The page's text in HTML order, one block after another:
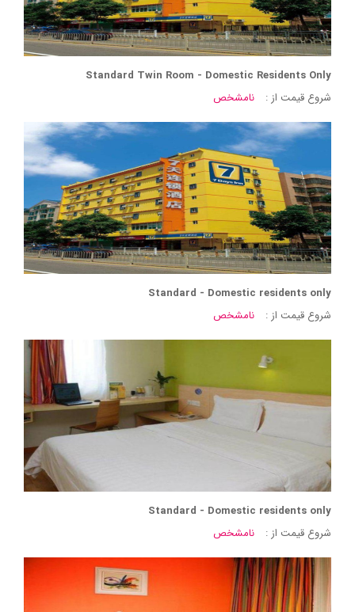
Standard Twin Room - Domestic Residents Only
شروع قیمت از :
نامشخص
Standard - Domestic residents only
شروع قیمت از :
نامشخص
Standard - Domestic residents only
شروع قیمت از :
نامشخص